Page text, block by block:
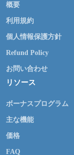
概要
利用規約
個人情報保護方針
Refund Policy
お問い合わせ
リソース
ボーナスプログラム
主な機能
価格
FAQ